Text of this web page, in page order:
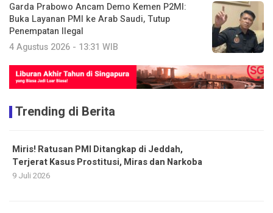
Garda Prabowo Ancam Demo Kemen P2MI:
Buka Layanan PMI ke Arab Saudi, Tutup
Penempatan Ilegal
4 Agustus 2026 - 13:31 WIB
Trending di Berita
Miris! Ratusan PMI Ditangkap di Jeddah,
Terjerat Kasus Prostitusi, Miras dan Narkoba
9 Juli 2026